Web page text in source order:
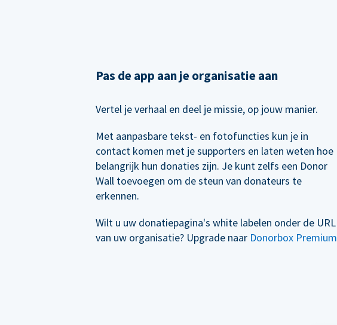
Pas de app aan je organisatie aan
Vertel je verhaal en deel je missie, op jouw manier.
Met aanpasbare tekst- en fotofuncties kun je in
contact komen met je supporters en laten weten hoe
belangrijk hun donaties zijn. Je kunt zelfs een Donor
Wall toevoegen om de steun van donateurs te
erkennen.
Wilt u uw donatiepagina's white labelen onder de URL
van uw organisatie? Upgrade naar Donorbox Premium